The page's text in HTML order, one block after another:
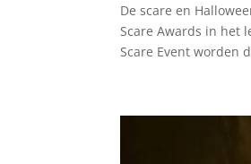
De scare en
Scare Awards in het
Scare Event worden